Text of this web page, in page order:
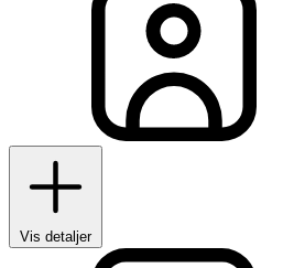
Vis detaljer